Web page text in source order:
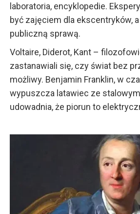
laboratoria, encyklopedie.
być zajęciem dla ekscentryków,
publiczną sprawą.
Voltaire, Diderot, Kant –
zastanawiali się, czy świat bez
możliwy. Benjamin Franklin, w
wypuszcza latawiec ze
udowadnia, że piorun to